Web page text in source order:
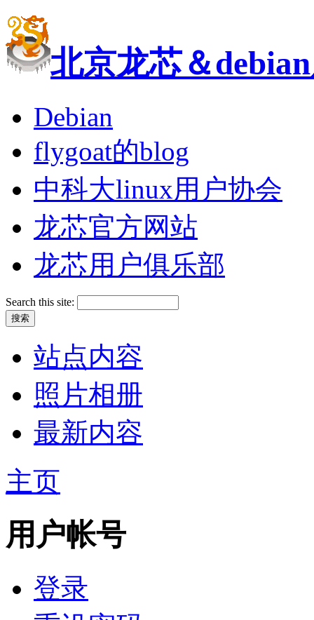
北京龙芯＆
Debian
flygoat的blog
中科大linux用户协会
龙芯官方网站
龙芯用户俱乐部
Search this site:
站点内容
照片相册
最新内容
主页
用户帐号
登录